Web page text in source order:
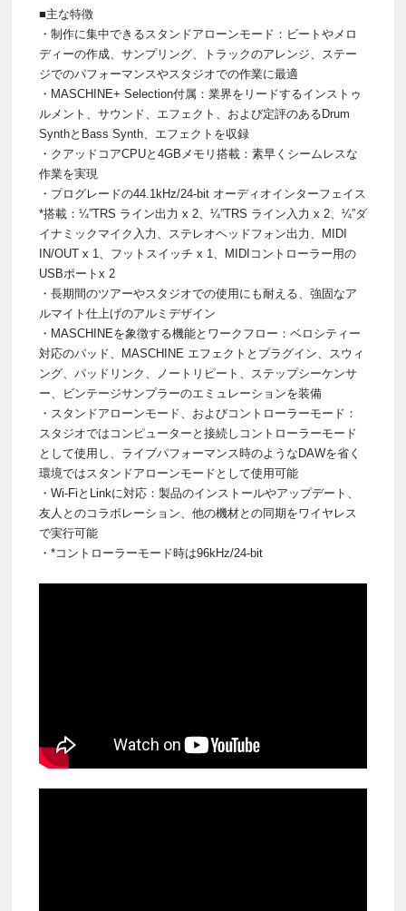
■主な特徴
・制作に集中できるスタンドアローンモード：ビートやメロ
ディーの作成、サンプリング、トラックのアレンジ、ステー
ジでのパフォーマンスやスタジオでの作業に最適
・MASCHINE+ Selection付属：業界をリードするインストゥ
ルメント、サウンド、エフェクト、および定評のあるDrum
SynthとBass Synth、エフェクトを収録
・クアッドコアCPUと4GBメモリ搭載：素早くシームレスな
作業を実現
・プログレードの44.1kHz/24-bit オーディオインターフェイス
*搭載：¼”TRS ライン出力 x 2、¼”TRS ライン入力 x 2、¼”ダ
イナミックマイク入力、ステレオヘッドフォン出力、MIDI
IN/OUT x 1、フットスイッチ x 1、MIDIコントローラー用の
USBポートx 2
・長期間のツアーやスタジオでの使用にも耐える、強固なア
ルマイト仕上げのアルミデザイン
・MASCHINEを象徴する機能とワークフロー：ベロシティー
対応のパッド、MASCHINE エフェクトとプラグイン、スウィ
ング、パッドリンク、ノートリピート、ステップシーケンサ
ー、ビンテージサンプラーのエミュレーションを装備
・スタンドアローンモード、およびコントローラーモード：
スタジオではコンピューターと接続しコントローラーモード
として使用し、ライブパフォーマンス時のようなDAWを省く
環境ではスタンドアローンモードとして使用可能
・Wi-FiとLinkに対応：製品のインストールやアップデート、
友人とのコラボレーション、他の機材との同期をワイヤレス
で実行可能
・*コントローラーモード時は96kHz/24-bit